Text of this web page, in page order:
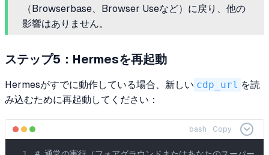
（Browserbase、Browser Useなど）に戻り、他の
影響はありません。
ステップ5：Hermesを再起動
Hermesがすでに動作している場合、新しい cdp_url を読
み込むために再起動してください：
bash Copy